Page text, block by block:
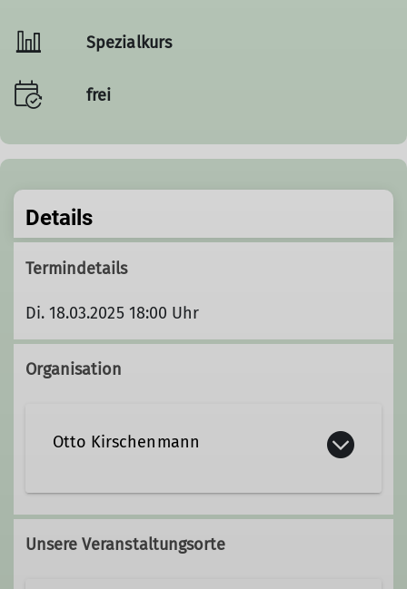
Spezialkurs
frei
Details
Termindetails
Di. 18.03.2025 18:00 Uhr
Organisation
Otto Kirschenmann
Unsere Veranstaltungsorte